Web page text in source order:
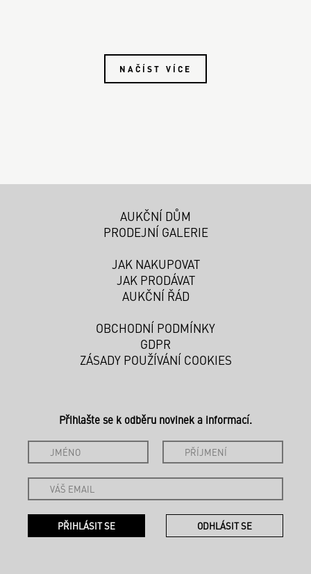
NAČÍST VÍCE
AUKČNÍ DŮM
PRODEJNÍ GALERIE
JAK NAKUPOVAT
JAK PRODÁVAT
AUKČNÍ ŘÁD
OBCHODNÍ PODMÍNKY
GDPR
ZÁSADY POUŽÍVÁNÍ COOKIES
Přihlašte se k odběru novinek a informací.